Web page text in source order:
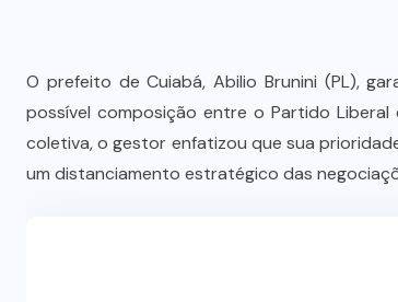
O prefeito de Cuiabá, Abilio Brunini (PL),
possível composição entre o Partido
coletiva, o gestor enfatizou que sua
um distanciamento estratégico das